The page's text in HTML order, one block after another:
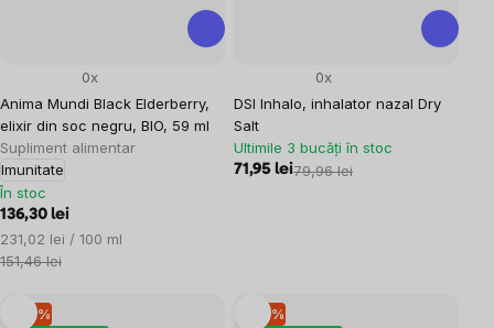
Anima Mundi Black Elderberry,
elixir din soc negru, BIO, 59 ml
Supliment alimentar
Imunitate
0x
În stoc
136,30 lei
Evaluare
preţ:
231,02 lei / 100 ml
151,46 lei
DSI Inhalo, inhalator nazal Dry
Salt
0x
Ultimile 3 bucăți în stoc
71,95 lei79,96 lei
–10 % –10 %